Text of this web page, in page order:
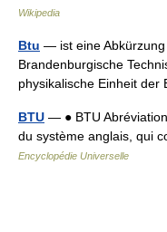
Wikipedia
Btu — ist eine Abkürzung
Brandenburgische
physikalische Einheit
BTU — ● BTU
du système anglais, qui
Encyclopédie Universelle